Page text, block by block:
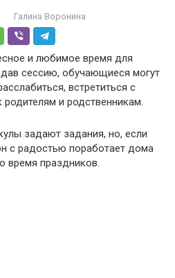
Галина Воронина
и любимое время для
сессию, обучающиеся могут
встретиться с
и родственникам.
задают задания, но, если
с радостью поработает дома
время праздников.